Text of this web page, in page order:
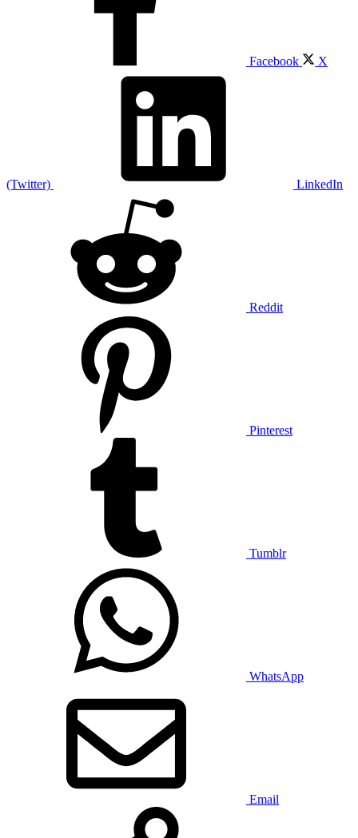
Facebook X
(Twitter) LinkedIn
Reddit
Pinterest
Tumblr
WhatsApp
Email